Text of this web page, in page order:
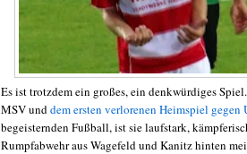
Es ist trotzdem ein großes, ein denkwürdiges
MSV und dem ersten verlorenen Heimspiel gegen
begeisternden Fußball, ist sie laufstark,
Rumpfabwehr aus Wagefeld und Kanitz hinten